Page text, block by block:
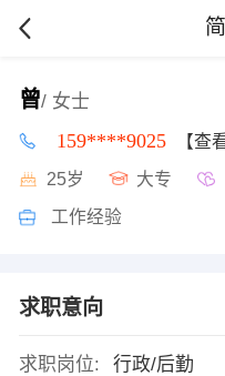
曾/ 女士
159****9025 【查
25岁 大专
工作经验
求职意向
求职岗位:
行政/后勤